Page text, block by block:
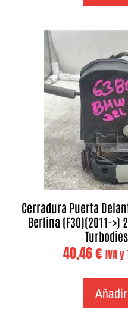
Cerradura Puerta
Berlina (F30)(2011->)
40,46€ IVA